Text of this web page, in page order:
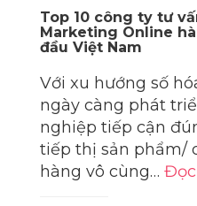
Top 10 công ty tư
Marketing Online
đầu Việt Nam
Với xu hướng số
ngày càng phát
nghiệp tiếp cận
tiếp thị sản phẩm/
hàng vô cùng…